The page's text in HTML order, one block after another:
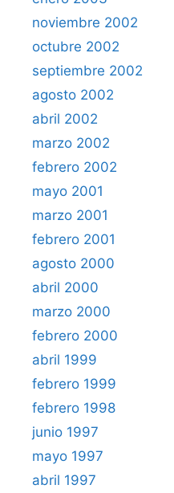
noviembre 2002
octubre 2002
septiembre 2002
agosto 2002
abril 2002
marzo 2002
febrero 2002
mayo 2001
marzo 2001
febrero 2001
agosto 2000
abril 2000
marzo 2000
febrero 2000
abril 1999
febrero 1999
febrero 1998
junio 1997
mayo 1997
abril 1997